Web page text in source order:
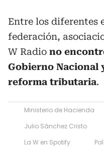
Entre los diferentes
federación,
W Radio no
Gobierno Nacional
reforma tributaria.
Ministerio de Hacienda
Julio Sánchez Cristo
La W en Spotify